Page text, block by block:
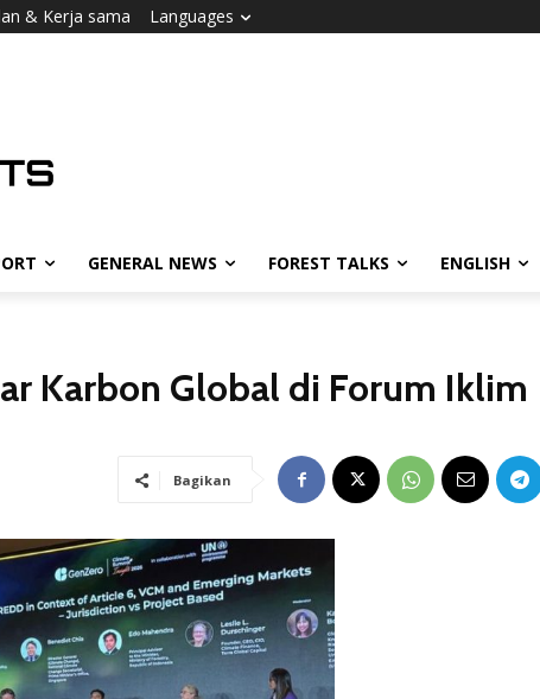
& Kerja sama Languages
GENERAL NEWS FOREST TALKS ENGLISH
Karbon Global di Forum Iklim
Bagikan